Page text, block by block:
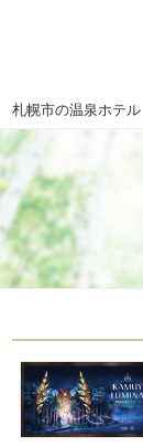
札幌市の温泉ホテ